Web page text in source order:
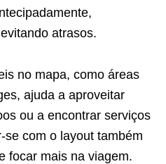
atrasos.
no mapa, como áreas
ajuda a aproveitar
ou a encontrar serviços
com o layout também
focar mais na viagem.